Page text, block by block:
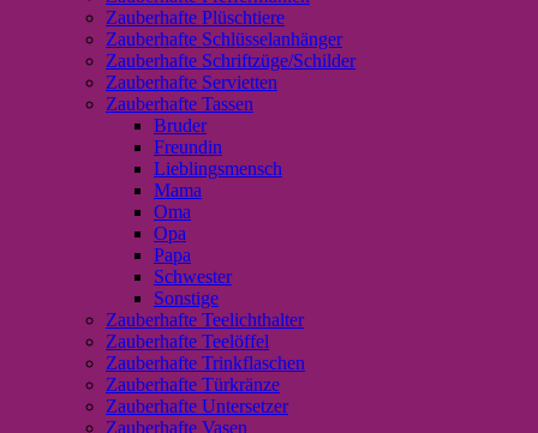
Zauberhafte Plüschtiere
Zauberhafte Schlüsselanhänger
Zauberhafte Schriftzüge/Schilder
Zauberhafte Servietten
Zauberhafte Tassen
Bruder
Freundin
Lieblingsmensch
Mama
Oma
Opa
Papa
Schwester
Sonstige
Zauberhafte Teelichthalter
Zauberhafte Teelöffel
Zauberhafte Trinkflaschen
Zauberhafte Türkränze
Zauberhafte Untersetzer
Zauberhafte Vasen